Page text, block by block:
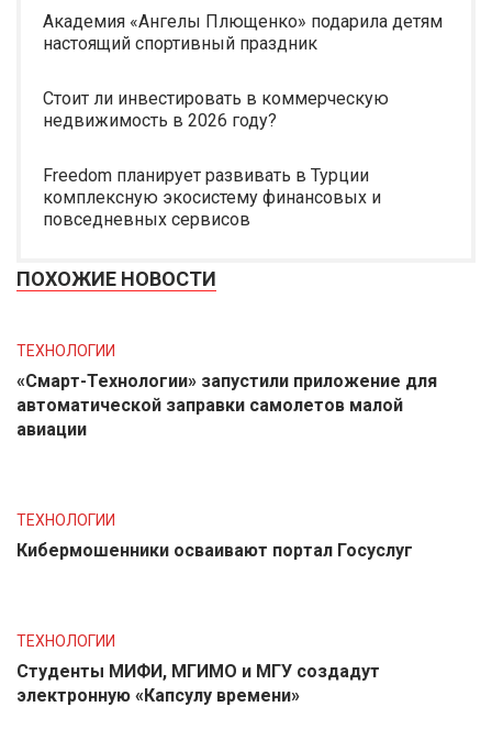
Академия «Ангелы Плющенко» подарила детям
настоящий спортивный праздник
Стоит ли инвестировать в коммерческую
недвижимость в 2026 году?
Freedom планирует развивать в Турции
комплексную экосистему финансовых и
повседневных сервисов
ПОХОЖИЕ НОВОСТИ
ТЕХНОЛОГИИ
«Смарт-Технологии» запустили приложение для
автоматической заправки самолетов малой
авиации
ТЕХНОЛОГИИ
Кибермошенники осваивают портал Госуслуг
ТЕХНОЛОГИИ
Студенты МИФИ, МГИМО и МГУ создадут
электронную «Капсулу времени»